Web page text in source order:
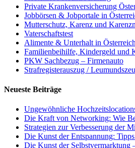
Private Krankenversicherung
Jobbörsen & Jobportale in
Mutterschutz, Karenz und
Vaterschaftstest
Alimente & Unterhalt in Österreich
Familienbeihilfe, Kindergeld und
PKW Sachbezug – Firmenauto
Strafregisterauszug /
Neueste Beiträge
Ungewöhnliche
Die Kraft von Networking: Wie
Strategien zur Verbesserung der
Die Kunst der Entspannung:
Die Kunst der Selbstvermarktung